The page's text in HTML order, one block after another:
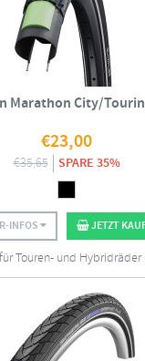
Marathon City/
€23,00
€35,65 SPARE 35%
INFOS JETZT
Touren- und